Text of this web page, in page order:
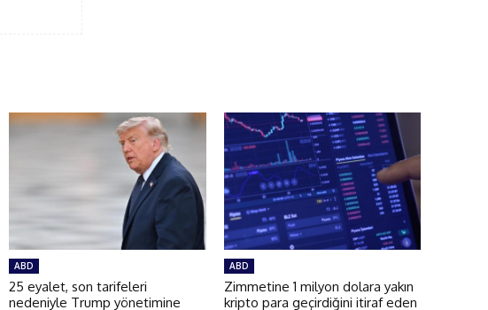
ABD
25 eyalet, son tarifeleri
nedeniyle Trump yönetimine
ABD
Zimmetine 1 milyon dolara yakın
kripto para geçirdiğini itiraf eden